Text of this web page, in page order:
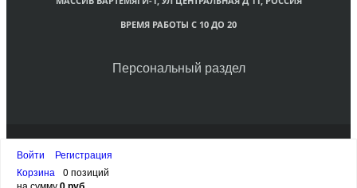
ВРЕМЯ РАБОТЫ С 10 ДО 20
Персональный раздел
© Интернет-магазин христианских книг «Супер Книги»
Войти
Регистрация
Корзина
0 позиций
на сумму